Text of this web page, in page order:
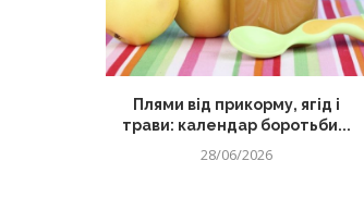
Плями від прикорму, ягід і
трави: календар боротьби...
28/06/2026